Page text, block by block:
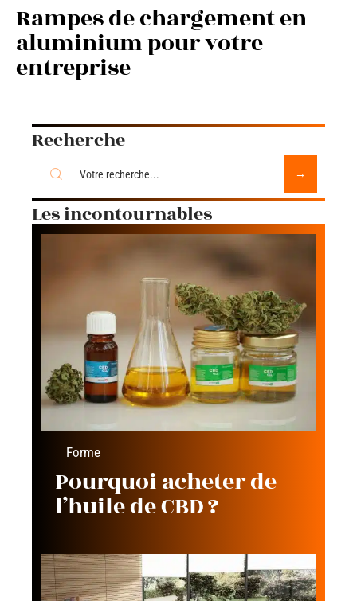
Rampes de chargement en
aluminium pour votre
entreprise
Recherche
Les incontournables
Forme
Pourquoi acheter de
l’huile de CBD ?